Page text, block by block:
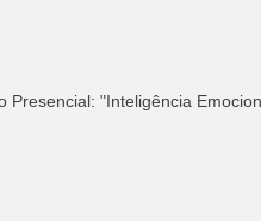
Presencial: "Inteligência